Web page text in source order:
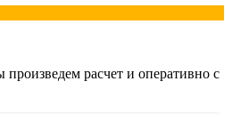
произведем расчет и оперативно с